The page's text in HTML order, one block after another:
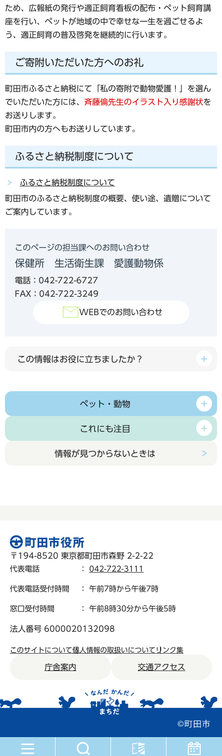
ため、広報紙の発行や適正飼育看板の配布・ペット飼育講
座を行い、ペットが地域の中で幸せな一生を過ごせるよ
う、適正飼育の普及啓発を継続的に行います。
ご寄附いただいた方へのお礼
町田市ふるさと納税にて「私の寄附で動物愛護！」を選ん
でいただいた方には、 斉藤倫先生のイラスト入り感謝状を
お送りします。
町田市内の方へもお送りしています。
ふるさと納税制度について
ふるさと納税制度について
町田市のふるさと納税制度の概要、使い途、遺贈について
ご案内しています。
このページの担当課へのお問い合わせ
保健所 生活衛生課 愛護動物係
電話：042-722-6727
FAX：042-722-3249
WEBでのお問い合わせ
この情報はお役に立ちましたか？
ペット・動物
これにも注目
情報が見つからないときは
〒194-8520 東京都町田市森野 2-2-22
代表電話 ： 042-722-3111
代表電話受付時間 ： 午前7時から午後7時
窓口受付時間 ： 午前8時30分から午後5時
法人番号 6000020132098
このサイトについて個人情報の取扱いについて リンク集
庁舎案内 交通アクセス